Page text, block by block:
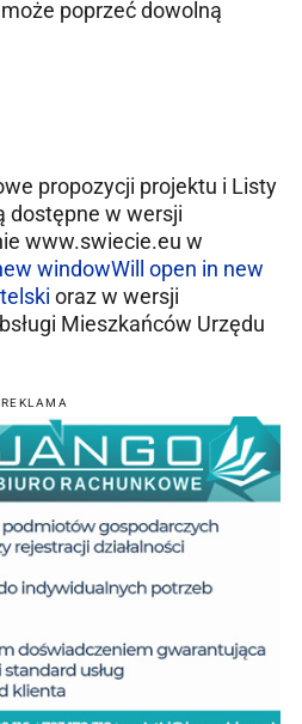
poprzeć dowolną
propozycji projektu i Listy
dostępne w wersji
www.swiecie.eu w
windowWill open in new
oraz w wersji
Mieszkańców Urzędu
REKLAMA